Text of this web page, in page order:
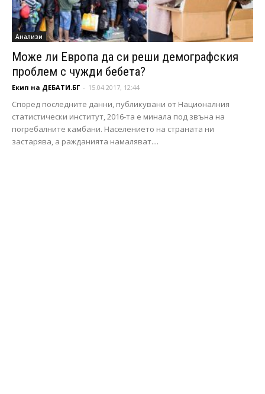
Анализи
Може ли Европа да си реши демографския
проблем с чужди бебета?
Екип на ДЕБАТИ.БГ - 15.04.2017, 12:44
Според последните данни, публикувани от Националния
статистически институт, 2016-та е минала под звъна на
погребалните камбани. Населението на страната ни
застарява, а ражданията намаляват....